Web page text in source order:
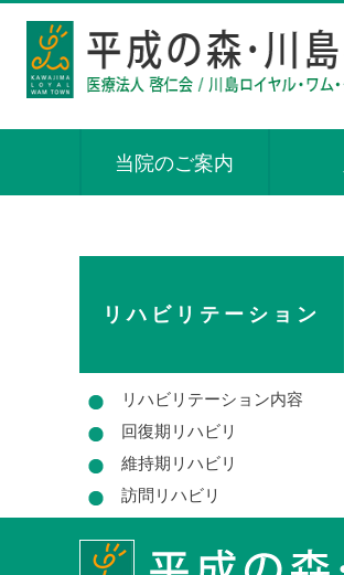
当院のご案内
リハビリテーション
リハビリテーション内容
回復期リハビリ
維持期リハビリ
訪問リハビリ